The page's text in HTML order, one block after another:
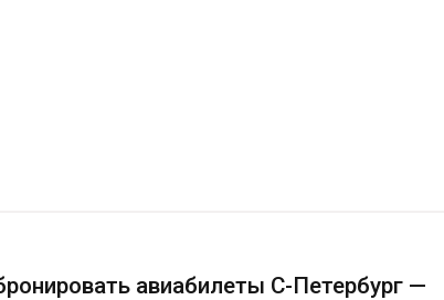
авиабилеты С-Петербург —